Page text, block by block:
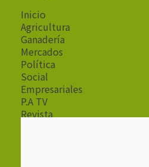
Inicio
Agricultura
Ganadería
Mercados
Política
Social
Empresariales
P.A TV
Revista